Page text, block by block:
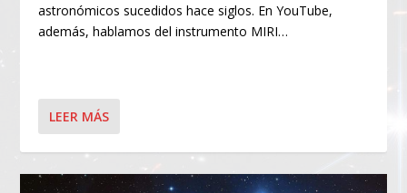
astronómicos sucedidos hace siglos. En YouTube,
además, hablamos del instrumento MIRI…
LEER MÁS